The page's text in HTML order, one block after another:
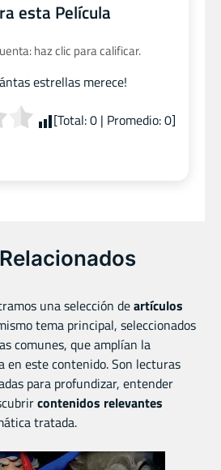
esta Película
haz clic para calificar.
estrellas merece!
[Total:0| Promedio:0]
una selección deartículos
tema principal, seleccionados
comunes, que amplían la
en este contenido. Son lecturas
para profundizar, entender
contenidos relevantes
tratada.